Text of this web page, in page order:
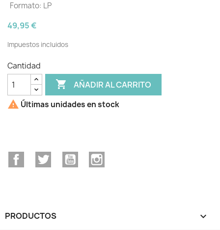
Formato: LP
49,95 €
Impuestos incluidos
Cantidad
 AÑADIR AL CARRITO
 Últimas unidades en stock
FacebookTwitter YouTube
PRODUCTOS 